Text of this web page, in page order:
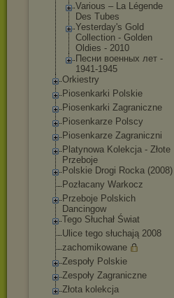
Various – La Légende
Des Tubes
Yesterday's Gold
Collection - Golden
Oldies - 2010
Песни военных лет -
1941-1945
Orkiestry
Piosenkarki Polskie
Piosenkarki Zagraniczne
Piosenkarze Polscy
Piosenkarze Zagraniczni
Platynowa Kolekcja - Złote
Przeboje
Polskie Drogi Rocka (2008)
Pozłacany Warkocz
Przeboje Polskich
Dancingow
Tego Słuchał Świat
Ulice tego słuchają 2008
zachomikowane
Zespoły Polskie
Zespoły Zagraniczne
Złota kolekcja